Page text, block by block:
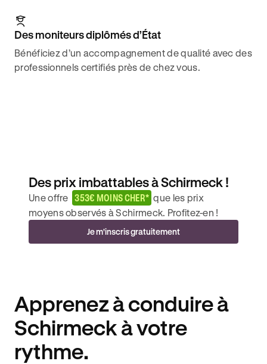
Des moniteurs diplômés d’État
Bénéficiez d’un accompagnement de qualité avec des
professionnels certifiés près de chez vous.
Des prix imbattables à Schirmeck !
Une offre 353€ MOINS CHER* que les prix
moyens observés à Schirmeck. Profitez-en !
Je m'inscris gratuitement
Apprenez à conduire à
Schirmeck à votre
rythme.